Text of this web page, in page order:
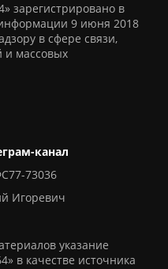
зарегистрировано в
9 июня 2018
в сфере связи,
и массовых
канал
73036
Игоревич
указание
в качестве источника